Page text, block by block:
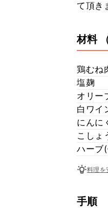
て頂き
材料
鶏むね
塩麹
オリー
白ワイ
にんに
こしょ
ハーブ
料理を
手順